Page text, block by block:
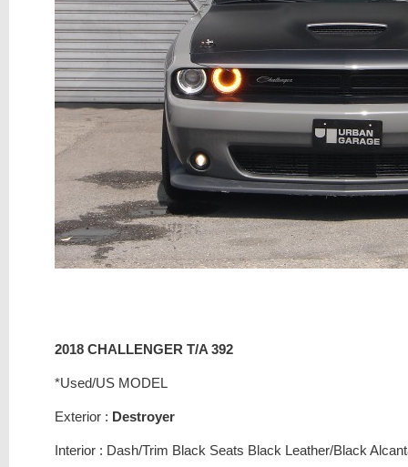
2018 CHALLENGER T/A 392
*Used/US MODEL
Exterior : Destroyer
Interior : Dash/Trim Black Seats Black Leather/Black